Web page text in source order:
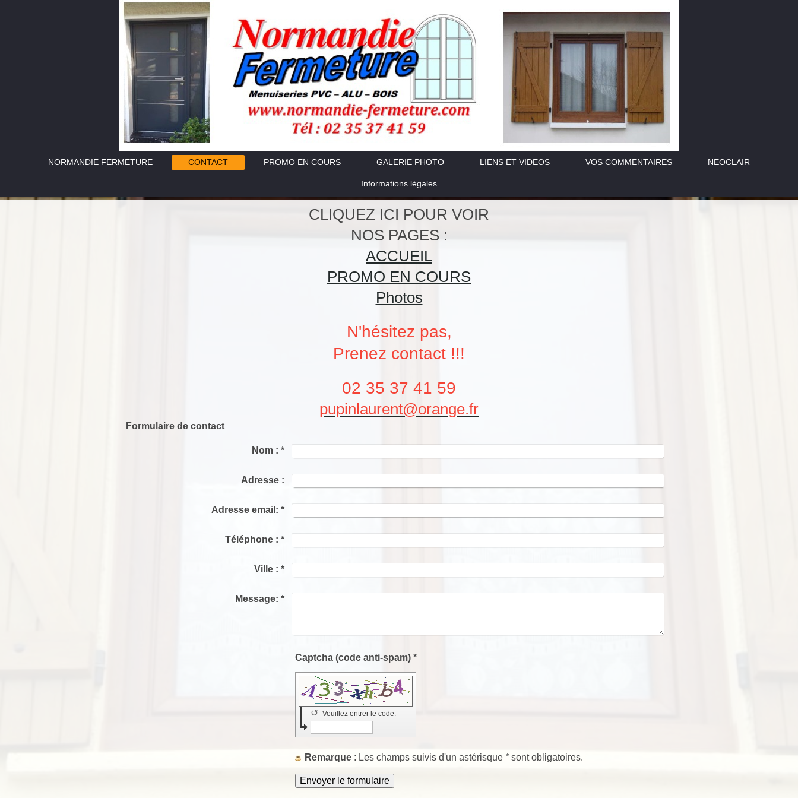
NORMANDIE FERMETURE CONTACT PROMO EN COURS GALERIE PHOTO LIENS ET VIDEOS VOS COMMENTAIRES NEOCLAIR
Informations légales
CLIQUEZ ICI POUR VOIR
NOS PAGES :
ACCUEIL
PROMO EN COURS
Photos
N'hésitez pas,
Prenez contact !!!
02 35 37 41 59
pupinlaurent@orange.fr
Formulaire de contact
Nom : *
Adresse :
Adresse email: *
Téléphone : *
Ville : *
Message: *
Captcha (code anti-spam) *
Veuillez entrer le code.
↺
Remarque : Les champs suivis d'un astérisque *sont obligatoires.